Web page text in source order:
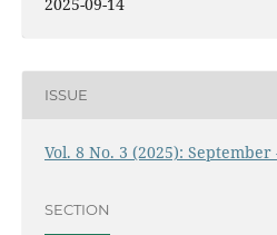
ISSUE
Vol. 8 No. 3 (2025): September
SECTION